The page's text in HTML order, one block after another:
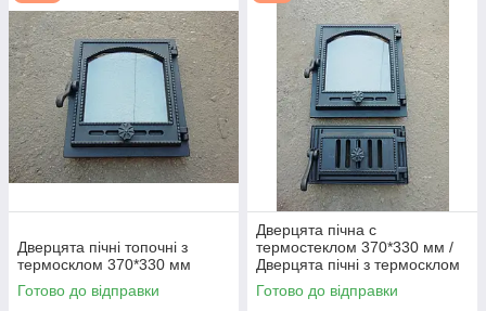
Дверцята пічні топочні з
термосклом 370*330 мм
Готово до відправки
Дверцята пічна c
термостеклом 370*330 мм /
Дверцята пічні з термосклом
370*330 мм
Готово до відправки